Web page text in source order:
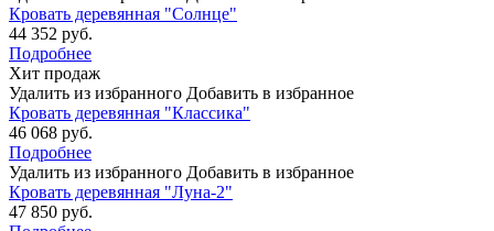
Кровать деревянная "Солнце"
44 352 руб.
Подробнее
Хит продаж
Удалить из избранного Добавить в избранное
Кровать деревянная "Классика"
46 068 руб.
Подробнее
Удалить из избранного Добавить в избранное
Кровать деревянная "Луна-2"
47 850 руб.